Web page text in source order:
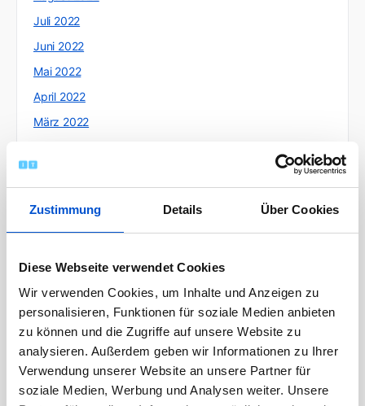
Zustimmung Details Über Cookies
Diese Webseite verwendet Cookies
Wir verwenden Cookies, um Inhalte und Anzeigen zu
personalisieren, Funktionen für soziale Medien anbieten
zu können und die Zugriffe auf unsere Website zu
analysieren. Außerdem geben wir Informationen zu Ihrer
Verwendung unserer Website an unsere Partner für
soziale Medien, Werbung und Analysen weiter. Unsere
Juli 2022
Juni 2022
Mai 2022
April 2022
März 2022
Januar 2022
September 2021
August 2021
Juni 2021
Mai 2021
April 2021